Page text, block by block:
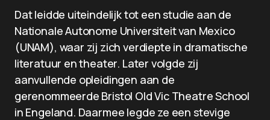
Dat leidde uiteindelijk tot een studie aan de
Nationale Autonome Universiteit van Mexico
(UNAM), waar zij zich verdiepte in dramatische
literatuur en theater. Later volgde zij
aanvullende opleidingen aan de
gerenommeerde Bristol Old Vic Theatre School
in Engeland. Daarmee legde ze een stevige